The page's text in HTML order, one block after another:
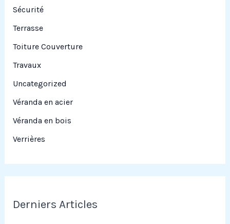
Sécurité
Terrasse
Toiture Couverture
Travaux
Uncategorized
Véranda en acier
Véranda en bois
Verrières
Derniers Articles